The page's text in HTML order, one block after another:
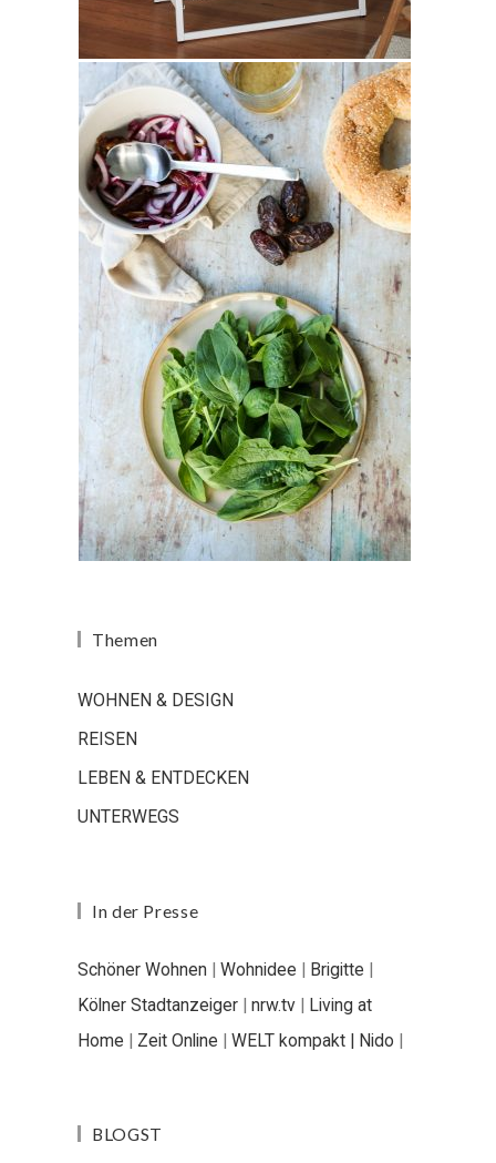
Themen
WOHNEN & DESIGN
REISEN
LEBEN & ENTDECKEN
UNTERWEGS
In der Presse
Schöner Wohnen | Wohnidee | Brigitte |
Kölner Stadtanzeiger | nrw.tv | Living at
Home | Zeit Online | WELT kompakt | Nido |
BLOGST